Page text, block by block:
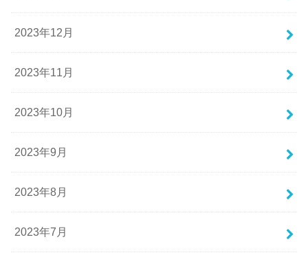
2023年12月
2023年11月
2023年10月
2023年9月
2023年8月
2023年7月